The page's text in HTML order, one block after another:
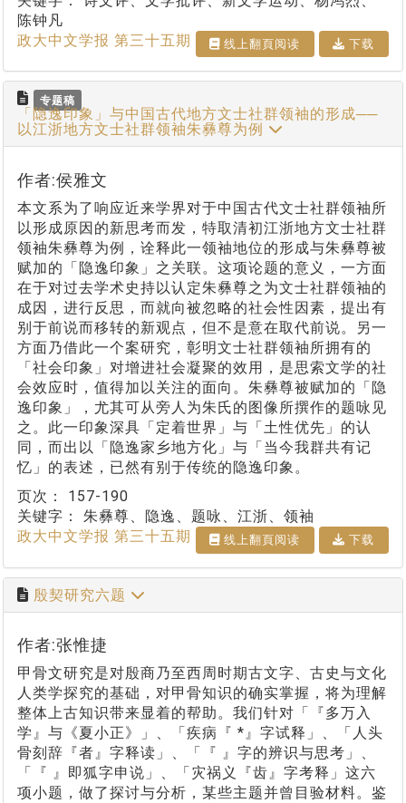
陈钟凡
政大中文学报 第三十五期
线上翻⾴阅读 下载
专题稿
「隐逸印象」与中国古代地方文士社群领袖的形成──
以江浙地方文士社群领袖朱彝尊为例
作者:侯雅文
本文系为了响应近来学界对于中国古代文士社群领袖所
以形成原因的新思考而发，特取清初江浙地方文士社群
领袖朱彝尊为例，诠释此一领袖地位的形成与朱彝尊被
赋加的「隐逸印象」之关联。这项论题的意义，一方面
在于对过去学术史持以认定朱彝尊之为文士社群领袖的
成因，进行反思，而就向被忽略的社会性因素，提出有
别于前说而移转的新观点，但不是意在取代前说。另一
方面乃借此一个案研究，彰明文士社群领袖所拥有的
「社会印象」对增进社会凝聚的效用，是思索文学的社
会效应时，值得加以关注的面向。朱彝尊被赋加的「隐
逸印象」，尤其可从旁人为朱氏的图像所撰作的题咏见
之。此一印象深具「定着世界」与「土性优先」的认
同，而出以「隐逸家乡地方化」与「当今我群共有记
忆」的表述，已然有别于传统的隐逸印象。
页次： 157-190
关键字： 朱彝尊、隐逸、题咏、江浙、领袖
政大中文学报 第三十五期
线上翻⾴阅读 下载
殷契研究六题
作者:张惟捷
甲骨文研究是对殷商乃至西周时期古文字、古史与文化
人类学探究的基础，对甲骨知识的确实掌握，将为理解
整体上古知识带来显着的帮助。我们针对「『多万入
学』与《夏小正》」、「疾病『 *』字试释」、「人头
骨刻辞『者』字释读」、「『 』字的辨识与思考」、
「『 』即狐字申说」、「灾祸义『齿』字考释」这六
项小题，做了探讨与分析，某些主题并曾目验材料。鉴